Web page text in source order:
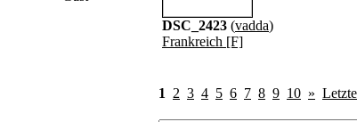
DSC_2423 (vadda)
Frankreich [F]
1 2 3 4 5 6 7 8 9 10 »